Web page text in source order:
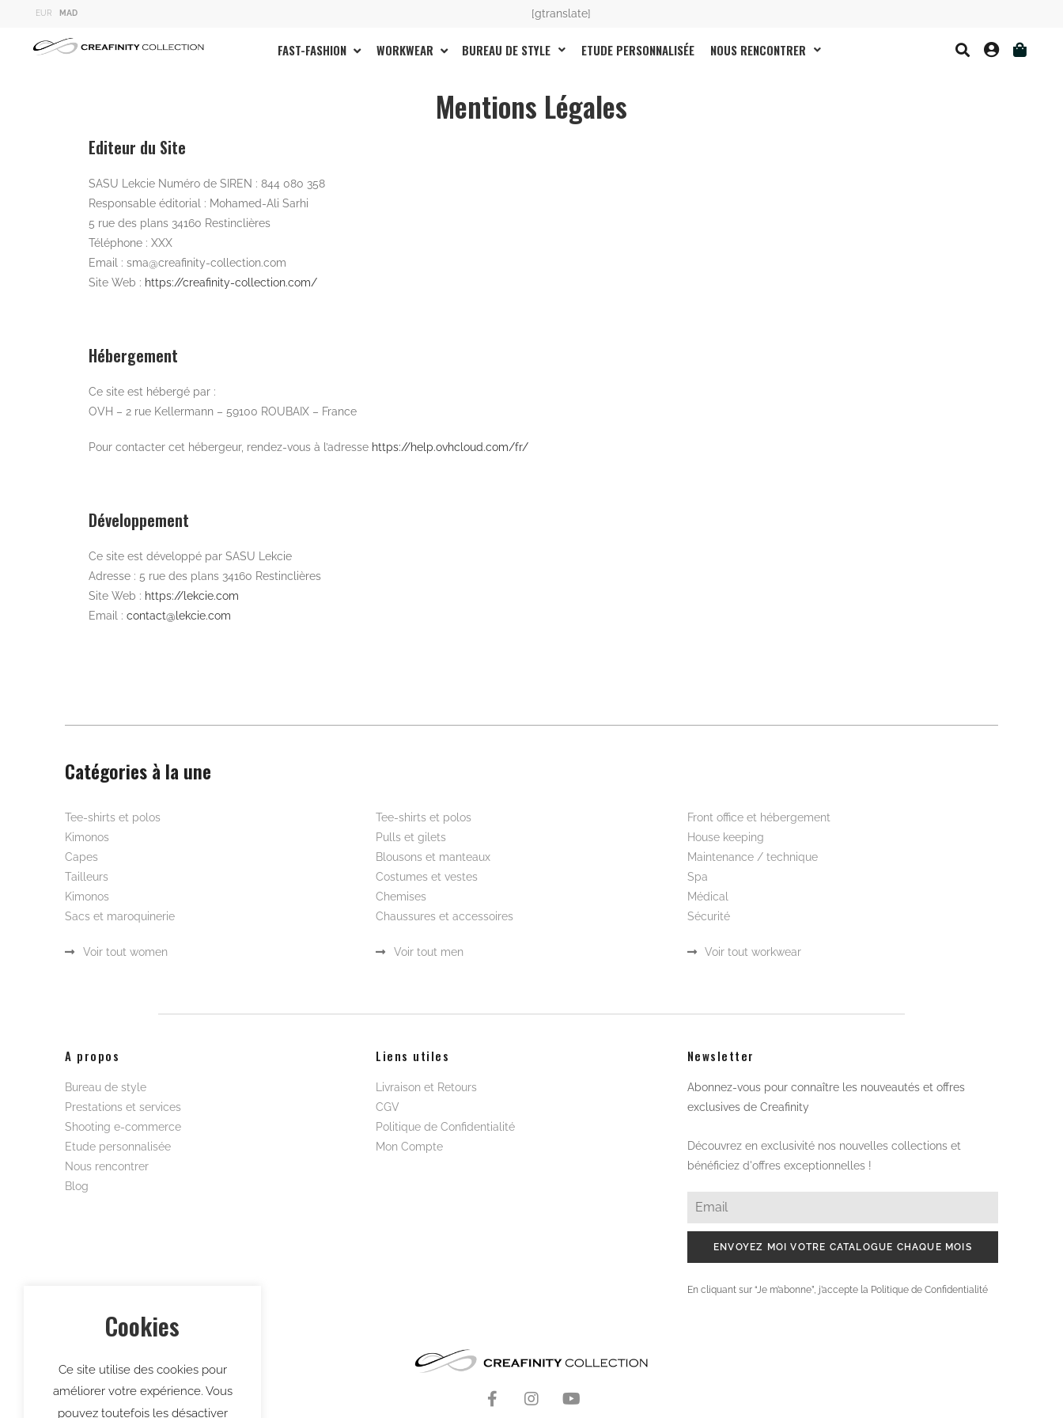
EUR MAD [gtranslate]
FAST-FASHION WORKWEAR BUREAU DE STYLE ETUDE PERSONNALISÉE NOUS RENCONTRER
Mentions Légales
Editeur du Site
SASU Lekcie Numéro de SIREN : 844 080 358
Responsable éditorial : Mohamed-Ali Sarhi
5 rue des plans 34160 Restinclières
Téléphone : XXX
Email : sma@creafinity-collection.com
Site Web : https://creafinity-collection.com/
Hébergement
Ce site est hébergé par :
OVH – 2 rue Kellermann – 59100 ROUBAIX – France
Pour contacter cet hébergeur, rendez-vous à l’adresse https://help.ovhcloud.com/fr/
Développement
Ce site est développé par SASU Lekcie
Adresse : 5 rue des plans 34160 Restinclières
Site Web : https://lekcie.com
Email : contact@lekcie.com
Catégories à la une
Beautywear pour elle
Tee-shirts et polos
Kimonos
Capes
Tailleurs
Kimonos
Sacs et maroquinerie
Voir tout women
Tee-shirts et polos
Pulls et gilets
Blousons et manteaux
Costumes et vestes
Chemises
Chaussures et accessoires
Voir tout men
Front office et hébergement
House keeping
Maintenance / technique
Spa
Médical
Sécurité
Voir tout workwear
A propos
Bureau de style
Prestations et services
Shooting e-commerce
Etude personnalisée
Nous rencontrer
Blog
Liens utiles
Livraison et Retours
CGV
Politique de Confidentialité
Mon Compte
Newsletter
Abonnez-vous pour connaître les nouveautés et offres
exclusives de Creafinity
Découvrez en exclusivité nos nouvelles collections et
bénéficiez d'offres exceptionnelles !
ENVOYEZ MOI VOTRE CATALOGUE CHAQUE MOIS
En cliquant sur “Je m’abonne”, j’accepte la Politique de Confidentialité
Cookies
Ce site utilise des cookies pour
améliorer votre expérience. Vous
pouvez toutefois les désactiver